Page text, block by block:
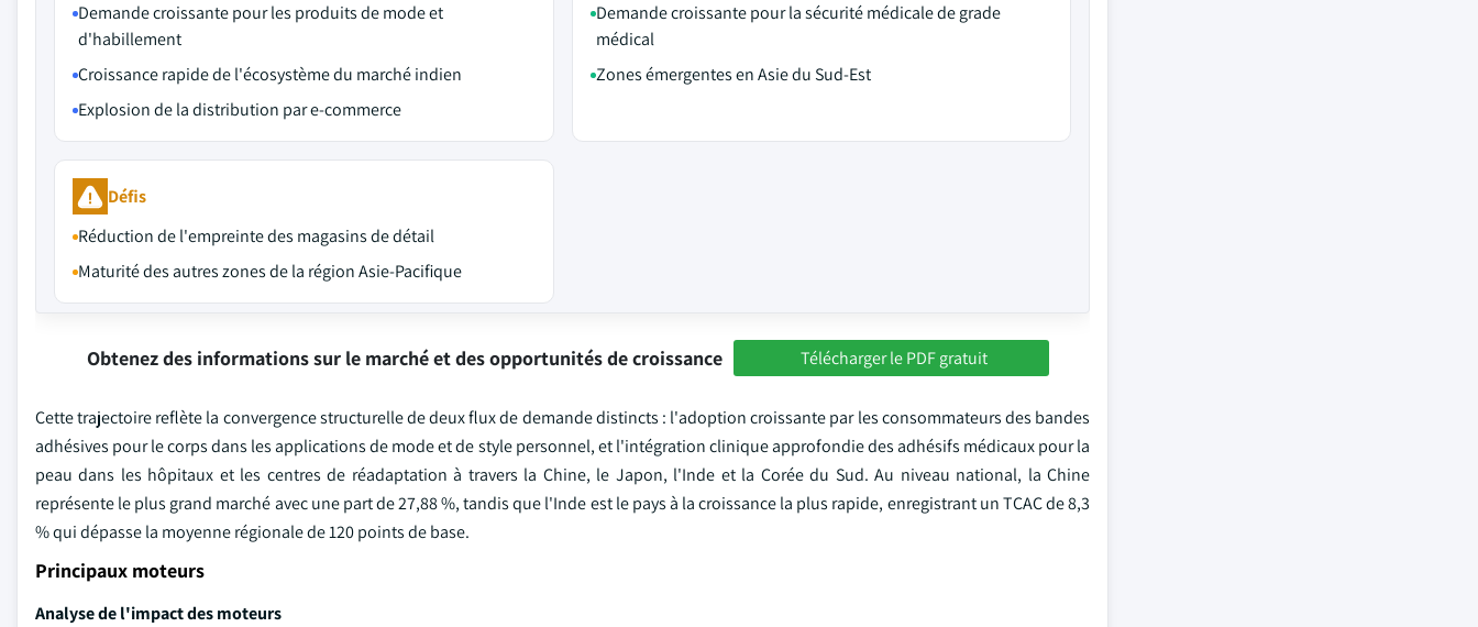
Demande croissante pour les produits de mode et
d'habillement
Croissance rapide de l'écosystème du marché indien
Explosion de la distribution par e-commerce
Demande croissante pour la sécurité médicale de grade
médical
Zones émergentes en Asie du Sud-Est
Défis
Réduction de l'empreinte des magasins de détail
Maturité des autres zones de la région Asie-Pacifique
Obtenez des informations sur le marché et des opportunités de croissance Télécharger le PDF gratuit
Cette trajectoire reflète la convergence structurelle de deux flux de demande distincts : l'adoption croissante par les consommateurs des bandes
adhésives pour le corps dans les applications de mode et de style personnel, et l'intégration clinique approfondie des adhésifs médicaux pour la
peau dans les hôpitaux et les centres de réadaptation à travers la Chine, le Japon, l'Inde et la Corée du Sud. Au niveau national, la Chine
représente le plus grand marché avec une part de 27,88 %, tandis que l'Inde est le pays à la croissance la plus rapide, enregistrant un TCAC de 8,3
% qui dépasse la moyenne régionale de 120 points de base.
Principaux moteurs
Analyse de l'impact des moteurs